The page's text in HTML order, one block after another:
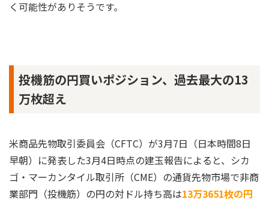
く可能性がありそうです。
投機筋の円買いポジション、過去最大の13
万枚超え
米商品先物取引委員会（CFTC）が3月7日（日本時間8日
早朝）に発表した3月4日時点の建玉報告によると、シカ
ゴ・マーカンタイル取引所（CME）の通貨先物市場で非商
業部門（投機筋）の円の対ドル持ち高は13万3651枚の円